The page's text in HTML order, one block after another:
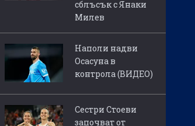
сблъсък с Янаки
Милев
Наполи надви
Осасуна в
контрола (ВИДЕО)
Сестри Стоеви
започват от